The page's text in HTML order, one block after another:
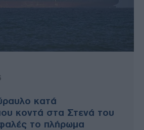
κατά
κοντά στα Στενά του
το πλήρωμα